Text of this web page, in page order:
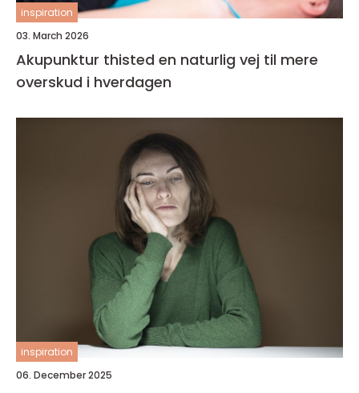
inspiration
03. March 2026
Akupunktur thisted en naturlig vej til mere
overskud i hverdagen
inspiration
06. December 2025